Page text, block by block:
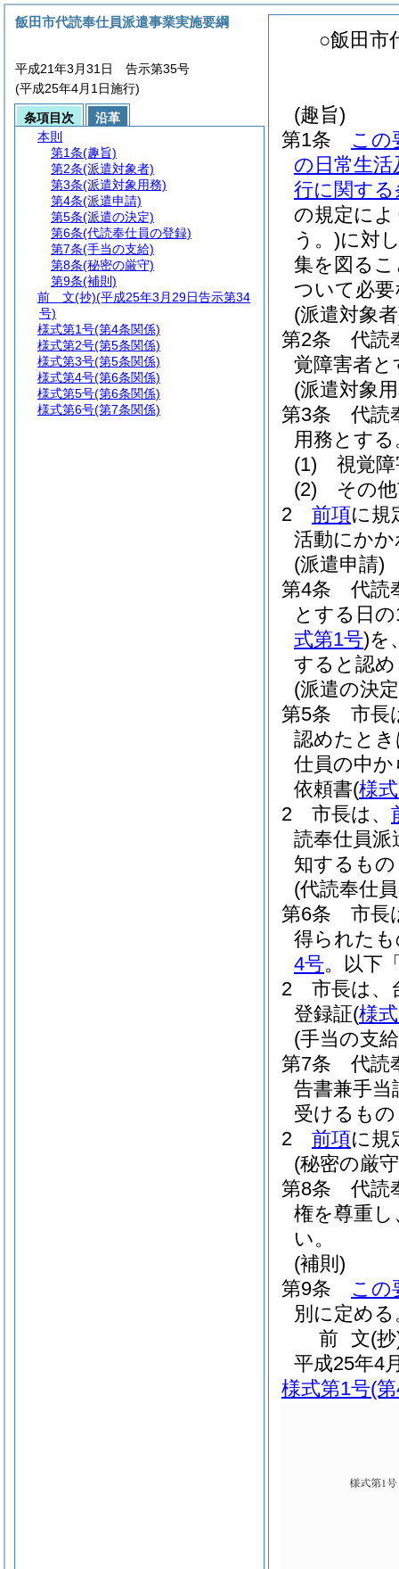
○飯田市
(趣旨)
第1条
この
の日常生
行に関する
の規定に
う。)に対
集を図る
ついて必
(派遣対象
第2条
代読
覚障害者と
(派遣対象
第3条
代読
用務とする
(1)
視覚
(2)
その
2
前項に規
活動にか
(派遣申請)
第4条
代読
とする日
式第1号)を
すると認
(派遣の決
第5条
市長
認めたと
仕員の中
依頼書(様
2
市長は、
読奉仕員派
知するも
(代読奉仕
第6条
市長
得られた
4号。以下
2
市長は、
登録証(様
(手当の支
第7条
代読
告書兼手当
受けるも
2
前項に規
(秘密の厳
第8条
代読
権を尊重
い。
(補則)
第9条
この
別に定める
前文(
平成25年4
様式第1号(
飯田市代読奉仕員派遣事業実施要綱
平成21年3月31日 告示第35号
(平成25年4月1日施行)
条項目次
沿革
本則
第1条(趣旨)
第2条(派遣対象者)
第3条(派遣対象用務)
第4条(派遣申請)
第5条(派遣の決定)
第6条(代読奉仕員の登録)
第7条(手当の支給)
第8条(秘密の厳守)
第9条(補則)
前 文(抄)(平成25年3月29日告示第34
号)
様式第1号(第4条関係)
様式第2号(第5条関係)
様式第3号(第5条関係)
様式第4号(第6条関係)
様式第5号(第6条関係)
様式第6号(第7条関係)